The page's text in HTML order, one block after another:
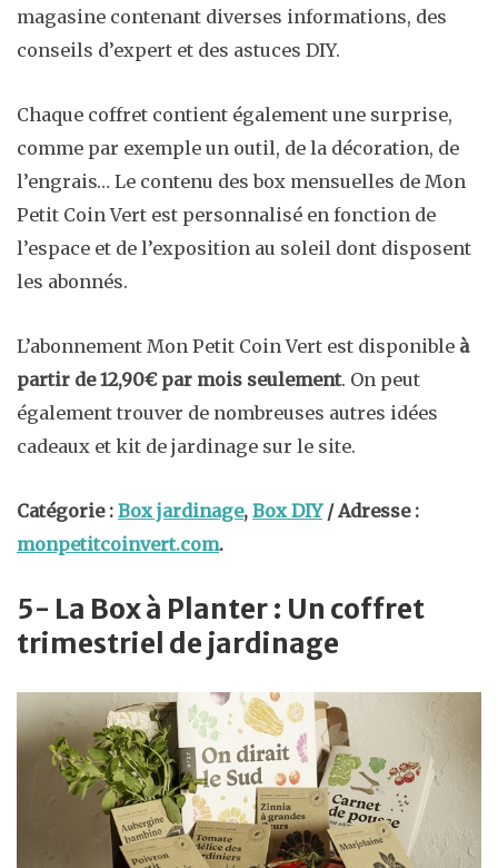
magasine contenant diverses informations, des
conseils d’expert et des astuces DIY.
Chaque coffret contient également une surprise,
comme par exemple un outil, de la décoration, de
l’engrais… Le contenu des box mensuelles de Mon
Petit Coin Vert est personnalisé en fonction de
l’espace et de l’exposition au soleil dont disposent
les abonnés.
L’abonnement Mon Petit Coin Vert est disponible à
partir de 12,90€ par mois seulement. On peut
également trouver de nombreuses autres idées
cadeaux et kit de jardinage sur le site.
Catégorie : Box jardinage, Box DIY/ Adresse :
monpetitcoinvert.com.
5- La Box à Planter : Un coffret
trimestriel de jardinage